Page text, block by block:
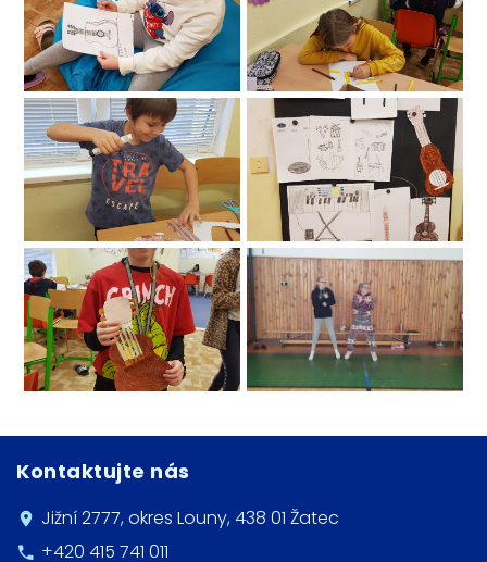
Kontaktujte nás
Jižní 2777, okres Louny, 438 01 Žatec
+420 415 741 011